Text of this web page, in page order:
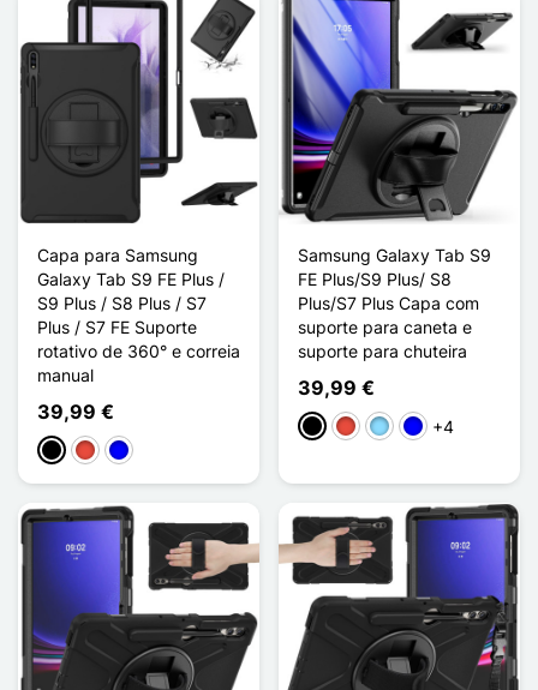
Capa para Samsung
Galaxy Tab S9 FE Plus /
S9 Plus / S8 Plus / S7
Plus / S7 FE Suporte
rotativo de 360° e correia
manual
39,99 €
PretoVermelho
Azul
Samsung Galaxy Tab S9
FE Plus/S9 Plus/ S8
Plus/S7 Plus Capa com
suporte para caneta e
suporte para chuteira
39,99 €
PretoVermelhoAzul Claro
Azul+4